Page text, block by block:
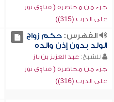
جزء من محاضرة ( فتاوى نور
على الدرب (315))
الفهرس:حكم زواج
الولد بدون إذن والده
للشيخ: عبد العزيز بن باز
جزء من محاضرة ( فتاوى نور
على الدرب (316))